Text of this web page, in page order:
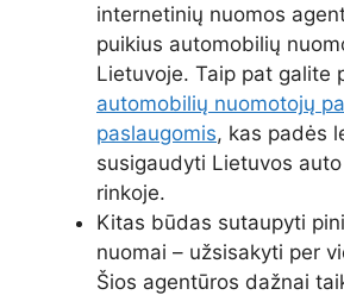
internetinių nuomos
puikius automobilių
Lietuvoje. Taip pat galite
automobilių nuomotojų
paslaugomis, kas padės
susigaudyti Lietuvos
rinkoje.
Kitas būdas sutaupyti
nuomai – užsisakyti per
Šios agentūros dažnai